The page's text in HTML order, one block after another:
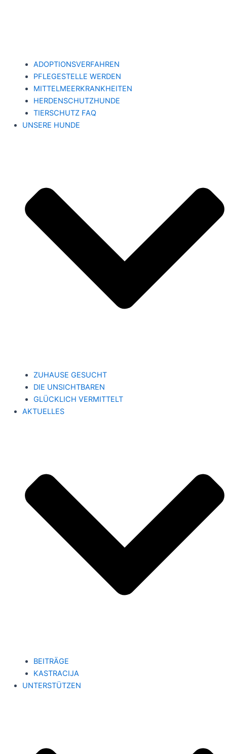
ADOPTIONSVERFAHREN
PFLEGESTELLE WERDEN
MITTELMEERKRANKHEITEN
HERDENSCHUTZHUNDE
TIERSCHUTZ FAQ
UNSERE HUNDE
ZUHAUSE GESUCHT
DIE UNSICHTBAREN
GLÜCKLICH VERMITTELT
AKTUELLES
BEITRÄGE
KASTRACIJA
UNTERSTÜTZEN